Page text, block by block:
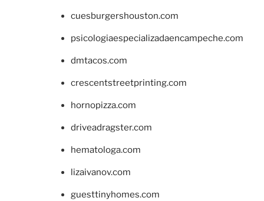
cuesburgershouston.com
psicologiaespecializadaencampeche.com
dmtacos.com
crescentstreetprinting.com
hornopizza.com
driveadragster.com
hematologa.com
lizaivanov.com
guesttinyhomes.com